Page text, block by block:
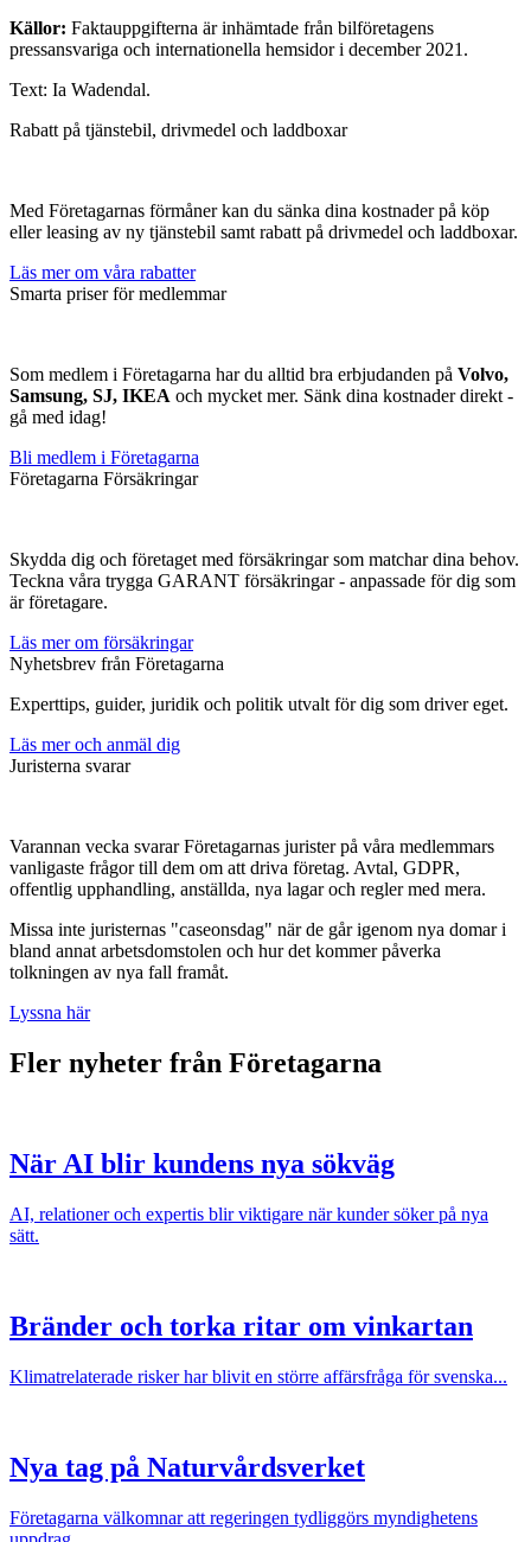
Källor: Faktauppgifterna är inhämtade från bilföretagens
pressansvariga och internationella hemsidor i december 2021.
Text: Ia Wadendal.
Rabatt på tjänstebil, drivmedel och laddboxar
Med Företagarnas förmåner kan du sänka dina kostnader på köp
eller leasing av ny tjänstebil samt rabatt på drivmedel och laddboxar.
Läs mer om våra rabatter
Smarta priser för medlemmar
Som medlem i Företagarna har du alltid bra erbjudanden på Volvo,
Samsung, SJ, IKEA och mycket mer. Sänk dina kostnader direkt -
gå med idag!
Bli medlem i Företagarna
Företagarna Försäkringar
Skydda dig och företaget med försäkringar som matchar dina behov.
Teckna våra trygga GARANT försäkringar - anpassade för dig som
är företagare.
Läs mer om försäkringar
Nyhetsbrev från Företagarna
Experttips, guider, juridik och politik utvalt för dig som driver eget.
Läs mer och anmäl dig
Juristerna svarar
Varannan vecka svarar Företagarnas jurister på våra medlemmars
vanligaste frågor till dem om att driva företag. Avtal, GDPR,
offentlig upphandling, anställda, nya lagar och regler med mera.
Missa inte juristernas "caseonsdag" när de går igenom nya domar i
bland annat arbetsdomstolen och hur det kommer påverka
tolkningen av nya fall framåt.
Lyssna här
Fler nyheter från Företagarna
När AI blir kundens nya sökväg
AI, relationer och expertis blir viktigare när kunder söker på nya
sätt.
Bränder och torka ritar om vinkartan
Klimatrelaterade risker har blivit en större affärsfråga för svenska...
Nya tag på Naturvårdsverket
Företagarna välkomnar att regeringen tydliggörs myndighetens